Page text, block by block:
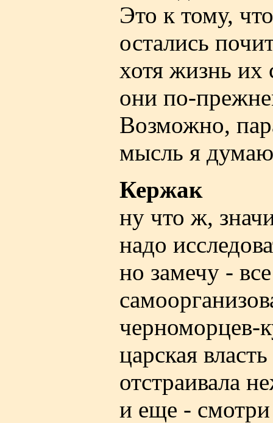
Это к тому,
остались
хотя жизнь их
они по-
Возможно,
мысль я
Кержак
ну что ж,
надо
но замечу -
черноморцев-
царская
отстраивала
и еще -